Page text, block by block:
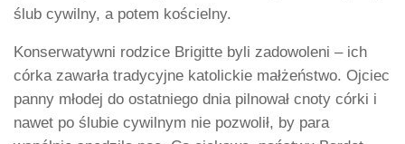
ślub cywilny, a potem kościelny.
Konserwatywni rodzice Brigitte byli zadowoleni – ich
córka zawarła tradycyjne katolickie małżeństwo. Ojciec
panny młodej do ostatniego dnia pilnował cnoty córki i
nawet po ślubie cywilnym nie pozwolił, by para